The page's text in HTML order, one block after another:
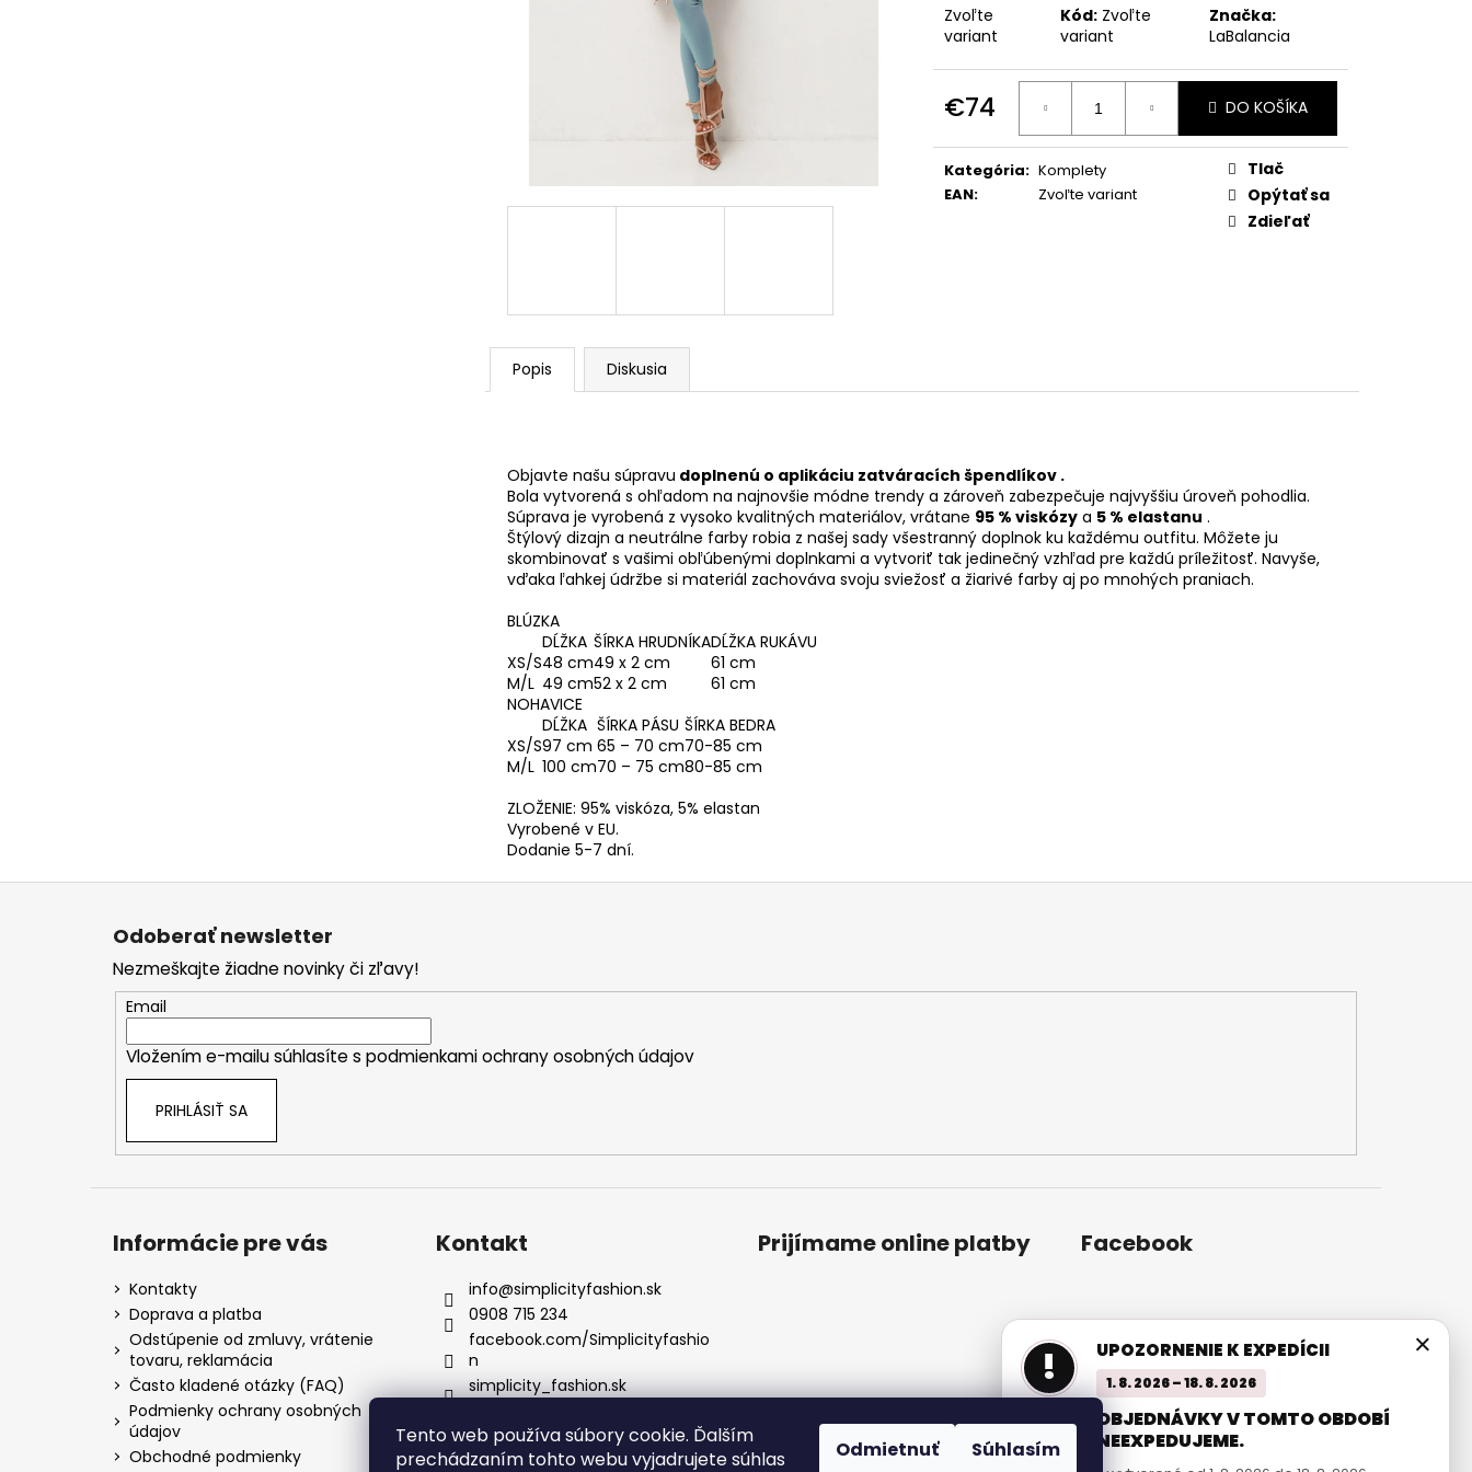
Tento web používa súbory cookie. Ďalším
prechádzaním tohto webu vyjadrujete súhlas
Odmietnuť Súhlasím
Zvoľte
variant
Kód: Zvoľte
variant
Značka:
LaBalancia
€74
Jednotková
cena:
DO KOŠÍKA
Kategória: Komplety
EAN: Zvoľte variant
Tlač
Opýtať sa
Zdieľať
Popis Diskusia
Objavte našu súpravu doplnenú o aplikáciu zatváracích špendlíkov .
Bola vytvorená s ohľadom na najnovšie módne trendy a zároveň zabezpečuje najvyššiu úroveň pohodlia.
Súprava je vyrobená z vysoko kvalitných materiálov, vrátane 95 % viskózy a 5 % elastanu .
Štýlový dizajn a neutrálne farby robia z našej sady všestranný doplnok ku každému outfitu. Môžete ju
skombinovať s vašimi obľúbenými doplnkami a vytvoriť tak jedinečný vzhľad pre každú príležitosť. Navyše,
vďaka ľahkej údržbe si materiál zachováva svoju sviežosť a žiarivé farby aj po mnohých praniach.
BLÚZKA
DĹŽKA ŠÍRKA HRUDNÍKADĹŽKA RUKÁVU
XS/S48 cm49 x 2 cm
61 cm
M/L 49 cm52 x 2 cm
61 cm
NOHAVICE
DĹŽKA ŠÍRKA PÁSU ŠÍRKA BEDRA
XS/S97 cm 65 – 70 cm70-85 cm
M/L 100 cm70 – 75 cm80-85 cm
ZLOŽENIE: 95% viskóza, 5% elastan
Vyrobené v EU.
Dodanie 5-7 dní.
Z
Odoberať newsletter
Nezmeškajte žiadne novinky či zľavy!
Email
Vložením e-mailu súhlasíte s podmienkami ochrany osobných údajov
PRIHLÁSIŤ SA
Informácie pre vás
Kontakty
Doprava a platba
Odstúpenie od zmluvy, vrátenie
tovaru, reklamácia
Často kladené otázky (FAQ)
Podmienky ochrany osobných
údajov
Obchodné podmienky
Kontakt
info@simplicityfashion.sk
0908 715 234
facebook.com/Simplicityfashio
n
simplicity_fashion.sk
Prijímame online platby Facebook
×
! UPOZORNENIE K EXPEDÍCII
1. 8. 2026 – 18. 8. 2026
OBJEDNÁVKY V TOMTO OBDOBÍ
NEEXPEDUJEME.